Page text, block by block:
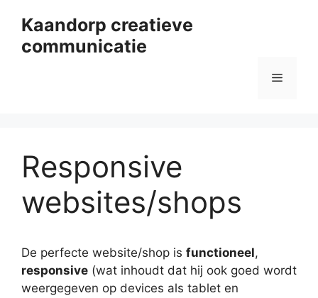
Kaandorp creatieve
communicatie
Menu
Responsive
websites/shops
De perfecte website/shop is functioneel,
responsive (wat inhoudt dat hij ook goed wordt
weergegeven op devices als tablet en